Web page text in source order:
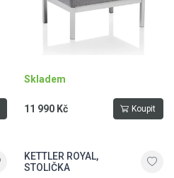
Skladem
11 990 Kč Koupit
KETTLER ROYAL,
STOLIČKA